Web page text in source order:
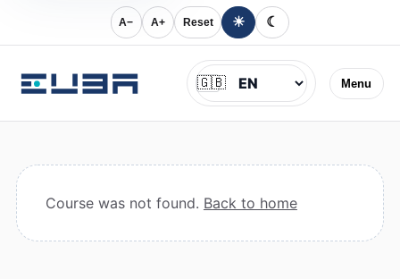
A− A+ Reset ☀ ☾
Menu
Jazyk
🇬🇧
Course was not found. Back to home